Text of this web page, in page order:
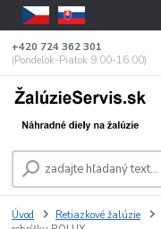
+420 724 362 301
(Pondelok-Piatok 9:00-16:00)
Úvod Retiazkové žalúzie